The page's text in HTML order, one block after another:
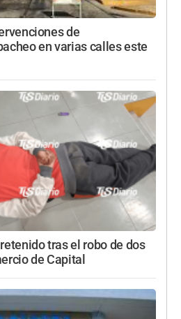
de
en varias calles este
tras el robo de dos
de Capital